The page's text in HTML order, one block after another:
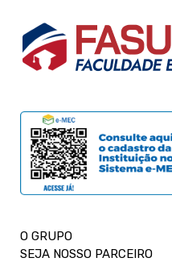
O GRUPO
SEJA NOSSO PARCEIRO